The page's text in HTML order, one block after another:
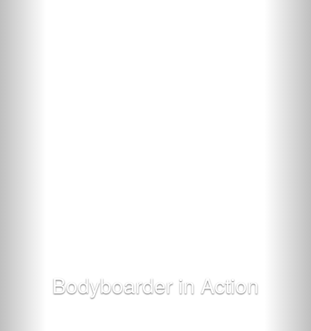
Bodyboarder in Action